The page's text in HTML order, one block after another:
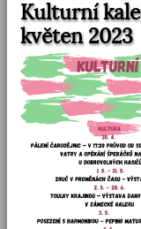
Kulturní
květen 2023